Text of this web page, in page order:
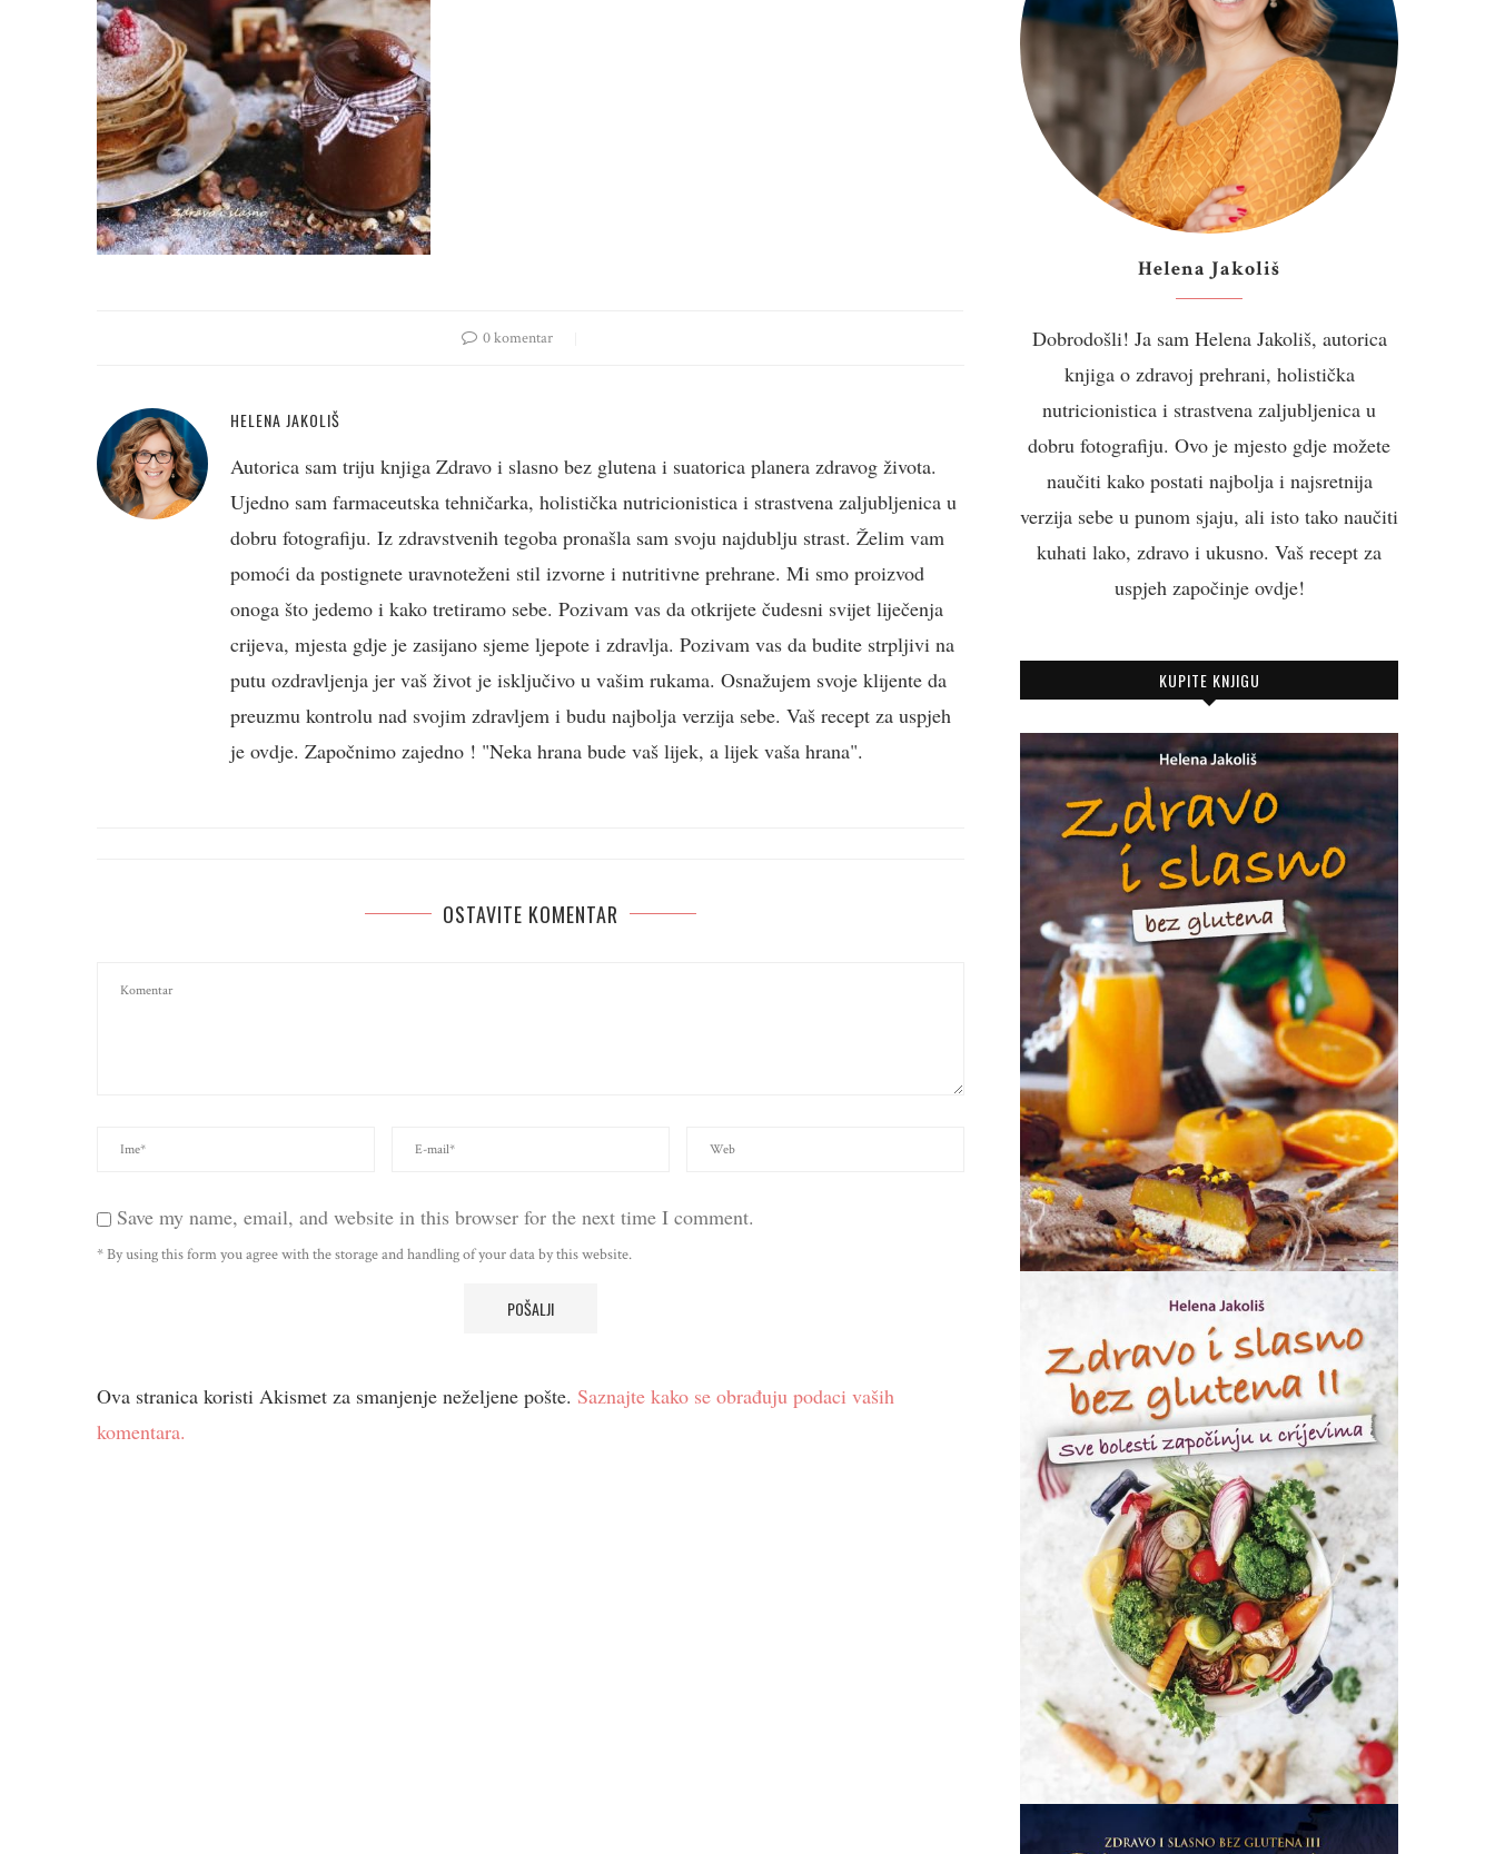
0 komentar
HELENA JAKOLIŠ
Autorica sam triju knjiga Zdravo i slasno bez glutena i suatorica planera zdravog života.
Ujedno sam farmaceutska tehničarka, holistička nutricionistica i strastvena zaljubljenica u
dobru fotografiju. Iz zdravstvenih tegoba pronašla sam svoju najdublju strast. Želim vam
pomoći da postignete uravnoteženi stil izvorne i nutritivne prehrane. Mi smo proizvod
onoga što jedemo i kako tretiramo sebe. Pozivam vas da otkrijete čudesni svijet liječenja
crijeva, mjesta gdje je zasijano sjeme ljepote i zdravlja. Pozivam vas da budite strpljivi na
putu ozdravljenja jer vaš život je isključivo u vašim rukama. Osnažujem svoje klijente da
preuzmu kontrolu nad svojim zdravljem i budu najbolja verzija sebe. Vaš recept za uspjeh
je ovdje. Započnimo zajedno ! "Neka hrana bude vaš lijek, a lijek vaša hrana".
OSTAVITE KOMENTAR
Save my name, email, and website in this browser for the next time I comment.
* By using this form you agree with the storage and handling of your data by this website.
Ova stranica koristi Akismet za smanjenje neželjene pošte. Saznajte kako se obrađuju podaci vaših
komentara.
Helena Jakoliš
Dobrodošli! Ja sam Helena Jakoliš, autorica
knjiga o zdravoj prehrani, holistička
nutricionistica i strastvena zaljubljenica u
dobru fotografiju. Ovo je mjesto gdje možete
naučiti kako postati najbolja i najsretnija
verzija sebe u punom sjaju, ali isto tako naučiti
kuhati lako, zdravo i ukusno. Vaš recept za
uspjeh započinje ovdje!
KUPITE KNJIGU